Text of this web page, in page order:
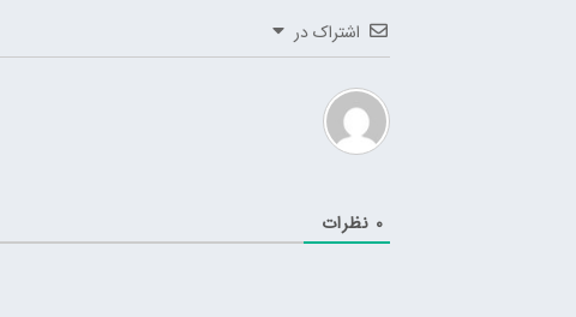
اشتراک در
0 نظرات